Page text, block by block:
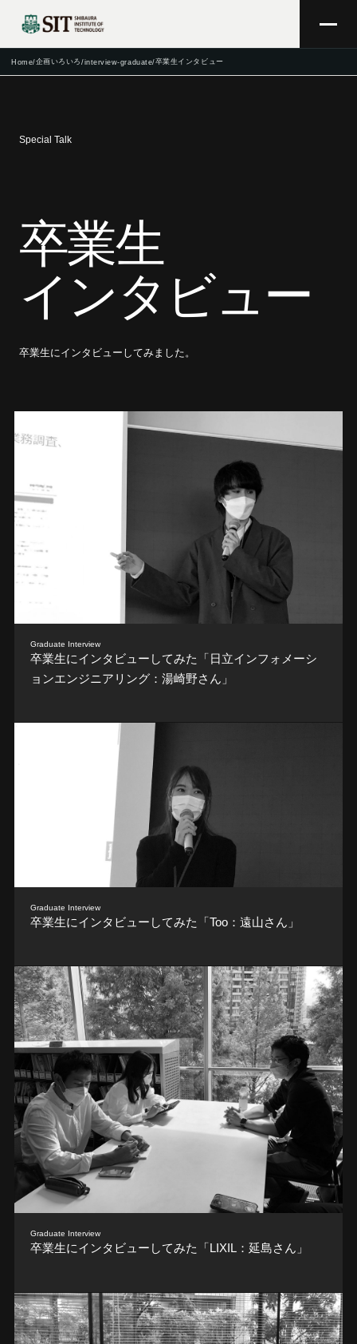
Home/企画いろいろ /interview-graduate/卒業生インタビュー
Special Talk
卒業生
インタビュー
卒業生にインタビューしてみました。
Graduate Interview
卒業生にインタビューしてみた「日立インフォメーシ
ョンエンジニアリング：湯崎野さん」
Graduate Interview
卒業生にインタビューしてみた「Too：遠山さん」
Graduate Interview
卒業生にインタビューしてみた「LIXIL：延島さん」